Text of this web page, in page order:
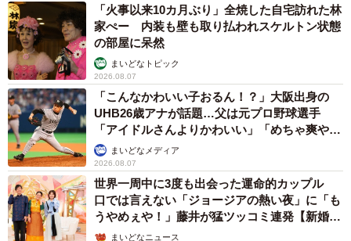
「火事以来10カ月ぶり」全焼した自宅訪れた林
家ぺー 内装も壁も取り払われスケルトン状態
の部屋に呆然
まいどなトピック
2026.08.07
「こんなかわいい子おるん！？」大阪出身の
UHB26歳アナが話題…父は元プロ野球選手
「アイドルさんよりかわいい」「めちゃ爽や
か」まいどなメディア
2026.08.07
世界一周中に3度も出会った運命的カップル
口では言えない「ジョージアの熱い夜」に「も
うやめぇや！」藤井が猛ツッコミ連発【新婚さ
ん】まいどなニュース